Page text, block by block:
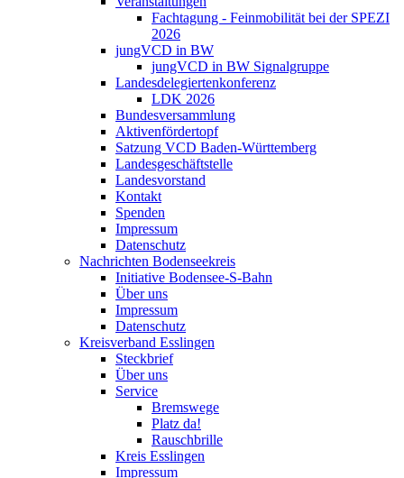
Fachtagung - Feinmobilität bei der SPEZI
2026
jungVCD in BW
jungVCD in BW Signalgruppe
Landesdelegiertenkonferenz
LDK 2026
Bundesversammlung
Aktivenfördertopf
Satzung VCD Baden-Württemberg
Landesgeschäftstelle
Landesvorstand
Kontakt
Spenden
Impressum
Datenschutz
Nachrichten Bodenseekreis
Initiative Bodensee-S-Bahn
Über uns
Impressum
Datenschutz
Kreisverband Esslingen
Steckbrief
Über uns
Service
Bremswege
Platz da!
Rauschbrille
Kreis Esslingen
Impressum